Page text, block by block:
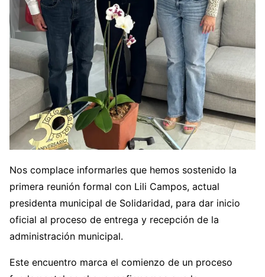
Nos complace informarles que hemos sostenido la
primera reunión formal con Lili Campos, actual
presidenta municipal de Solidaridad, para dar inicio
oficial al proceso de entrega y recepción de la
administración municipal.
Este encuentro marca el comienzo de un proceso